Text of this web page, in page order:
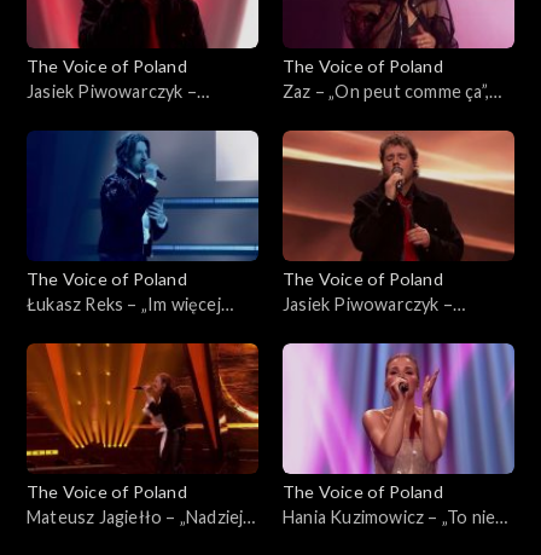
The Voice of Poland
Jasiek Piwowarczyk –
Poland”, Finał, 29 listopada
The Voice of Poland
Zaz – „On peut comme ça”,
29 listopada 2025
The Voice of Poland
Łukasz Reks – „Im więcej
of Poland”, Finał, 29
listopada 2025
The Voice of Poland
Jasiek Piwowarczyk –
of Poland”, Finał, 29
listopada 2025
The Voice of Poland
Mateusz Jagiełło – „Nadzieja”,
The Voice of Poland
Hania Kuzimowicz – „To nie